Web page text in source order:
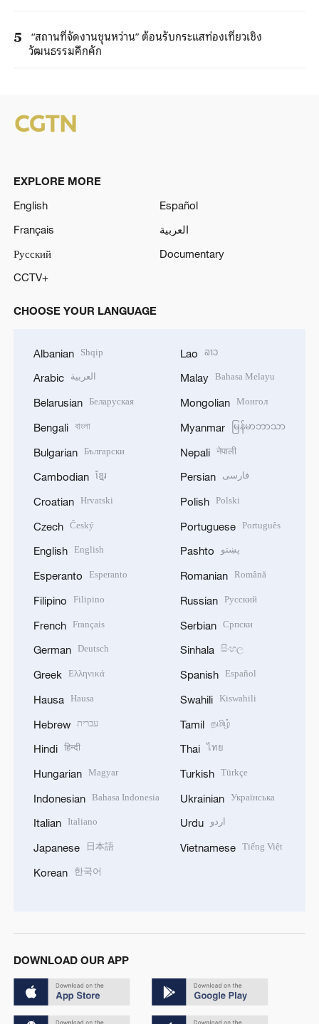
5
“สถานที่จัดงานชุนหว่าน” ต้อนรับกระแสท่องเที่ยวเชิง
วัฒนธรรมคึกคัก
EXPLORE MORE
English
Español
Français
العربية
Русский
Documentary
CCTV+
CHOOSE YOUR LANGUAGE
Albanian Shqip
Arabic العربية
Belarusian Беларуская
Bengali বাংলা
Bulgarian Български
Cambodian ខ្មែរ
Croatian Hrvatski
Czech Český
English English
Esperanto Esperanto
Filipino Filipino
French Français
German Deutsch
Greek Ελληνικά
Hausa Hausa
Hebrew עברית
Hindi हिन्दी
Hungarian Magyar
Indonesian Bahasa Indonesia
Italian Italiano
Japanese 日本語
Korean 한국어
Lao ລາວ
Malay Bahasa Melayu
Mongolian Монгол
Myanmar မြန်မာဘာသာ
Nepali नेपाली
Persian فارسی
Polish Polski
Portuguese Português
Pashto پښتو
Romanian Română
Russian Русский
Serbian Српски
Sinhala සිංහල
Spanish Español
Swahili Kiswahili
Tamil தமிழ்
Thai ไทย
Turkish Türkçe
Ukrainian Українська
Urdu اردو
Vietnamese Tiếng Việt
DOWNLOAD OUR APP